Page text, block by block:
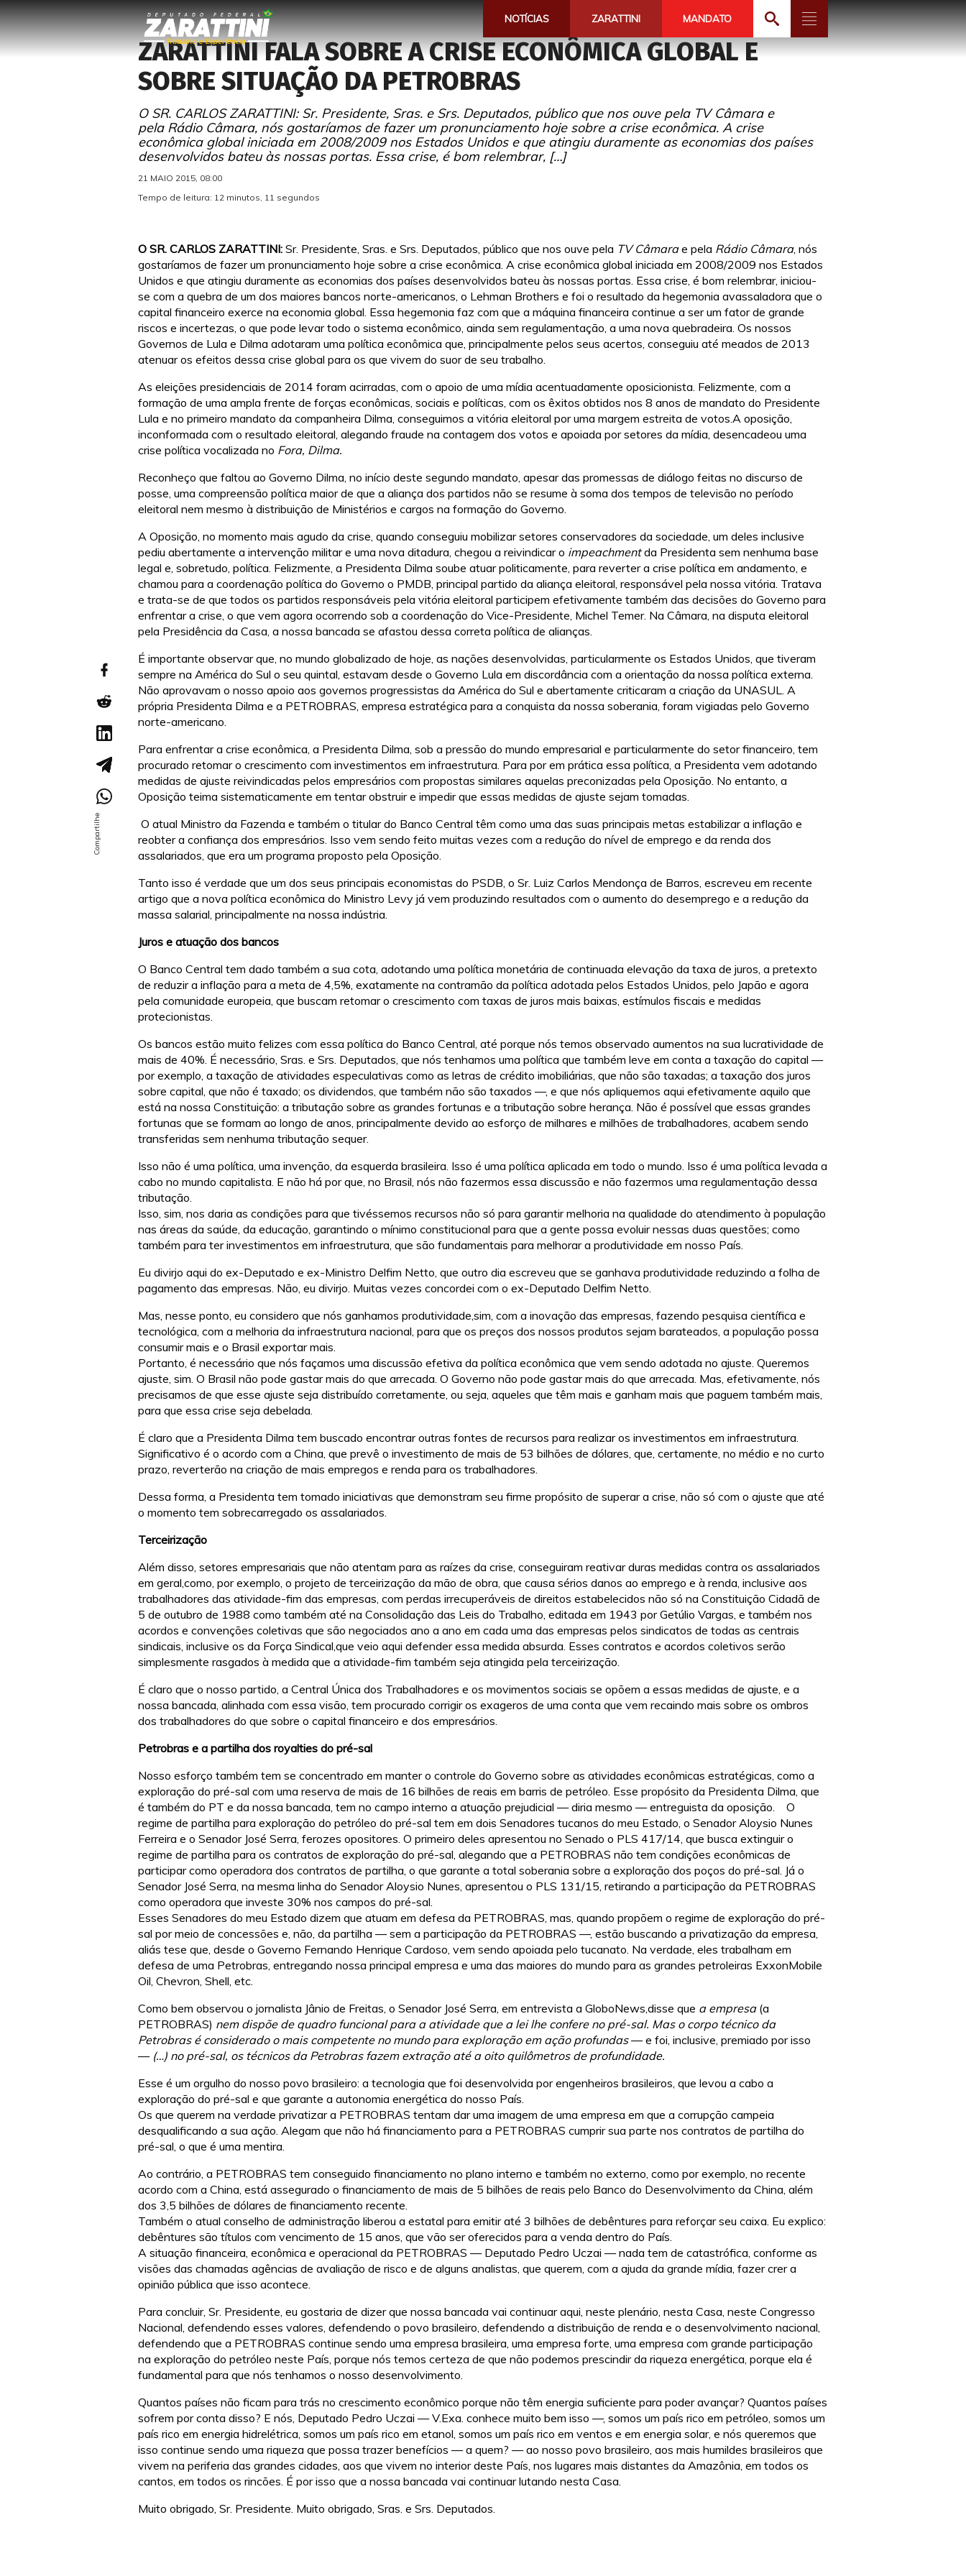
NOTÍCIAS ZARATTINI MANDATO
ZARATTINI FALA SOBRE A CRISE ECONÔMICA GLOBAL E
SOBRE SITUAÇÃO DA PETROBRAS
O SR. CARLOS ZARATTINI: Sr. Presidente, Sras. e Srs. Deputados, público que nos ouve pela TV Câmara e
pela Rádio Câmara, nós gostaríamos de fazer um pronunciamento hoje sobre a crise econômica. A crise
econômica global iniciada em 2008/2009 nos Estados Unidos e que atingiu duramente as economias dos países
desenvolvidos bateu às nossas portas. Essa crise, é bom relembrar, […]
21 MAIO 2015, 08:00
Tempo de leitura: 12 minutos, 11 segundos
O SR. CARLOS ZARATTINI: Sr. Presidente, Sras. e Srs. Deputados, público que nos ouve pela TV Câmara e pela Rádio Câmara, nós
gostaríamos de fazer um pronunciamento hoje sobre a crise econômica. A crise econômica global iniciada em 2008/2009 nos Estados
Unidos e que atingiu duramente as economias dos países desenvolvidos bateu às nossas portas. Essa crise, é bom relembrar, iniciou-
se com a quebra de um dos maiores bancos norte-americanos, o Lehman Brothers e foi o resultado da hegemonia avassaladora que o
capital financeiro exerce na economia global. Essa hegemonia faz com que a máquina financeira continue a ser um fator de grande
riscos e incertezas, o que pode levar todo o sistema econômico, ainda sem regulamentação, a uma nova quebradeira. Os nossos
Governos de Lula e Dilma adotaram uma política econômica que, principalmente pelos seus acertos, conseguiu até meados de 2013
atenuar os efeitos dessa crise global para os que vivem do suor de seu trabalho.
As eleições presidenciais de 2014 foram acirradas, com o apoio de uma mídia acentuadamente oposicionista. Felizmente, com a
formação de uma ampla frente de forças econômicas, sociais e políticas, com os êxitos obtidos nos 8 anos de mandato do Presidente
Lula e no primeiro mandato da companheira Dilma, conseguimos a vitória eleitoral por uma margem estreita de votos.A oposição,
inconformada com o resultado eleitoral, alegando fraude na contagem dos votos e apoiada por setores da mídia, desencadeou uma
crise política vocalizada no Fora, Dilma.
Reconheço que faltou ao Governo Dilma, no início deste segundo mandato, apesar das promessas de diálogo feitas no discurso de
posse, uma compreensão política maior de que a aliança dos partidos não se resume à soma dos tempos de televisão no período
eleitoral nem mesmo à distribuição de Ministérios e cargos na formação do Governo.
A Oposição, no momento mais agudo da crise, quando conseguiu mobilizar setores conservadores da sociedade, um deles inclusive
pediu abertamente a intervenção militar e uma nova ditadura, chegou a reivindicar o impeachment da Presidenta sem nenhuma base
legal e, sobretudo, política. Felizmente, a Presidenta Dilma soube atuar politicamente, para reverter a crise política em andamento, e
chamou para a coordenação política do Governo o PMDB, principal partido da aliança eleitoral, responsável pela nossa vitória. Tratava
e trata-se de que todos os partidos responsáveis pela vitória eleitoral participem efetivamente também das decisões do Governo para
enfrentar a crise, o que vem agora ocorrendo sob a coordenação do Vice-Presidente, Michel Temer. Na Câmara, na disputa eleitoral
pela Presidência da Casa, a nossa bancada se afastou dessa correta política de alianças.
É importante observar que, no mundo globalizado de hoje, as nações desenvolvidas, particularmente os Estados Unidos, que tiveram
sempre na América do Sul o seu quintal, estavam desde o Governo Lula em discordância com a orientação da nossa política externa.
Não aprovavam o nosso apoio aos governos progressistas da América do Sul e abertamente criticaram a criação da UNASUL. A
própria Presidenta Dilma e a PETROBRAS, empresa estratégica para a conquista da nossa soberania, foram vigiadas pelo Governo
norte-americano.
Para enfrentar a crise econômica, a Presidenta Dilma, sob a pressão do mundo empresarial e particularmente do setor financeiro, tem
procurado retomar o crescimento com investimentos em infraestrutura. Para por em prática essa política, a Presidenta vem adotando
medidas de ajuste reivindicadas pelos empresários com propostas similares aquelas preconizadas pela Oposição. No entanto, a
Oposição teima sistematicamente em tentar obstruir e impedir que essas medidas de ajuste sejam tomadas.
O atual Ministro da Fazenda e também o titular do Banco Central têm como uma das suas principais metas estabilizar a inflação e
reobter a confiança dos empresários. Isso vem sendo feito muitas vezes com a redução do nível de emprego e da renda dos
assalariados, que era um programa proposto pela Oposição.
Tanto isso é verdade que um dos seus principais economistas do PSDB, o Sr. Luiz Carlos Mendonça de Barros, escreveu em recente
artigo que a nova política econômica do Ministro Levy já vem produzindo resultados com o aumento do desemprego e a redução da
massa salarial, principalmente na nossa indústria.
Juros e atuação dos bancos
O Banco Central tem dado também a sua cota, adotando uma política monetária de continuada elevação da taxa de juros, a pretexto
de reduzir a inflação para a meta de 4,5%, exatamente na contramão da política adotada pelos Estados Unidos, pelo Japão e agora
pela comunidade europeia, que buscam retomar o crescimento com taxas de juros mais baixas, estímulos fiscais e medidas
protecionistas.
Os bancos estão muito felizes com essa política do Banco Central, até porque nós temos observado aumentos na sua lucratividade de
mais de 40%. É necessário, Sras. e Srs. Deputados, que nós tenhamos uma política que também leve em conta a taxação do capital —
por exemplo, a taxação de atividades especulativas como as letras de crédito imobiliárias, que não são taxadas; a taxação dos juros
sobre capital, que não é taxado; os dividendos, que também não são taxados —, e que nós apliquemos aqui efetivamente aquilo que
está na nossa Constituição: a tributação sobre as grandes fortunas e a tributação sobre herança. Não é possível que essas grandes
fortunas que se formam ao longo de anos, principalmente devido ao esforço de milhares e milhões de trabalhadores, acabem sendo
transferidas sem nenhuma tributação sequer.
Isso não é uma política, uma invenção, da esquerda brasileira. Isso é uma política aplicada em todo o mundo. Isso é uma política levada a
cabo no mundo capitalista. E não há por que, no Brasil, nós não fazermos essa discussão e não fazermos uma regulamentação dessa
tributação.
Isso, sim, nos daria as condições para que tivéssemos recursos não só para garantir melhoria na qualidade do atendimento à população
nas áreas da saúde, da educação, garantindo o mínimo constitucional para que a gente possa evoluir nessas duas questões; como
também para ter investimentos em infraestrutura, que são fundamentais para melhorar a produtividade em nosso País.
Eu divirjo aqui do ex-Deputado e ex-Ministro Delfim Netto, que outro dia escreveu que se ganhava produtividade reduzindo a folha de
pagamento das empresas. Não, eu divirjo. Muitas vezes concordei com o ex-Deputado Delfim Netto.
Mas, nesse ponto, eu considero que nós ganhamos produtividade,sim, com a inovação das empresas, fazendo pesquisa científica e
tecnológica, com a melhoria da infraestrutura nacional, para que os preços dos nossos produtos sejam barateados, a população possa
consumir mais e o Brasil exportar mais.
Portanto, é necessário que nós façamos uma discussão efetiva da política econômica que vem sendo adotada no ajuste. Queremos
ajuste, sim. O Brasil não pode gastar mais do que arrecada. O Governo não pode gastar mais do que arrecada. Mas, efetivamente, nós
precisamos de que esse ajuste seja distribuído corretamente, ou seja, aqueles que têm mais e ganham mais que paguem também mais,
para que essa crise seja debelada.
É claro que a Presidenta Dilma tem buscado encontrar outras fontes de recursos para realizar os investimentos em infraestrutura.
Significativo é o acordo com a China, que prevê o investimento de mais de 53 bilhões de dólares, que, certamente, no médio e no curto
prazo, reverterão na criação de mais empregos e renda para os trabalhadores.
Dessa forma, a Presidenta tem tomado iniciativas que demonstram seu firme propósito de superar a crise, não só com o ajuste que até
o momento tem sobrecarregado os assalariados.
Terceirização
Além disso, setores empresariais que não atentam para as raízes da crise, conseguiram reativar duras medidas contra os assalariados
em geral,como, por exemplo, o projeto de terceirização da mão de obra, que causa sérios danos ao emprego e à renda, inclusive aos
trabalhadores das atividade-fim das empresas, com perdas irrecuperáveis de direitos estabelecidos não só na Constituição Cidadã de
5 de outubro de 1988 como também até na Consolidação das Leis do Trabalho, editada em 1943 por Getúlio Vargas, e também nos
acordos e convenções coletivas que são negociados ano a ano em cada uma das empresas pelos sindicatos de todas as centrais
sindicais, inclusive os da Força Sindical,que veio aqui defender essa medida absurda. Esses contratos e acordos coletivos serão
simplesmente rasgados à medida que a atividade-fim também seja atingida pela terceirização.
É claro que o nosso partido, a Central Única dos Trabalhadores e os movimentos sociais se opõem a essas medidas de ajuste, e a
nossa bancada, alinhada com essa visão, tem procurado corrigir os exageros de uma conta que vem recaindo mais sobre os ombros
dos trabalhadores do que sobre o capital financeiro e dos empresários.
Petrobras e a partilha dos royalties do pré-sal
Nosso esforço também tem se concentrado em manter o controle do Governo sobre as atividades econômicas estratégicas, como a
exploração do pré-sal com uma reserva de mais de 16 bilhões de reais em barris de petróleo. Esse propósito da Presidenta Dilma, que
é também do PT e da nossa bancada, tem no campo interno a atuação prejudicial — diria mesmo — entreguista da oposição.
O
regime de partilha para exploração do petróleo do pré-sal tem em dois Senadores tucanos do meu Estado, o Senador Aloysio Nunes
Ferreira e o Senador José Serra, ferozes opositores. O primeiro deles apresentou no Senado o PLS 417/14, que busca extinguir o
regime de partilha para os contratos de exploração do pré-sal, alegando que a PETROBRAS não tem condições econômicas de
participar como operadora dos contratos de partilha, o que garante a total soberania sobre a exploração dos poços do pré-sal. Já o
Senador José Serra, na mesma linha do Senador Aloysio Nunes, apresentou o PLS 131/15, retirando a participação da PETROBRAS
como operadora que investe 30% nos campos do pré-sal.
Esses Senadores do meu Estado dizem que atuam em defesa da PETROBRAS, mas, quando propõem o regime de exploração do pré-
sal por meio de concessões e, não, da partilha — sem a participação da PETROBRAS —, estão buscando a privatização da empresa,
aliás tese que, desde o Governo Fernando Henrique Cardoso, vem sendo apoiada pelo tucanato. Na verdade, eles trabalham em
defesa de uma Petrobras, entregando nossa principal empresa e uma das maiores do mundo para as grandes petroleiras ExxonMobile
Oil, Chevron, Shell, etc.
Como bem observou o jornalista Jânio de Freitas, o Senador José Serra, em entrevista a GloboNews,disse que a empresa (a
PETROBRAS) nem dispõe de quadro funcional para a atividade que a lei lhe confere no pré-sal. Mas o corpo técnico da
Petrobras é considerado o mais competente no mundo para exploração em ação profundas — e foi, inclusive, premiado por isso
— (…) no pré-sal, os técnicos da Petrobras fazem extração até a oito quilômetros de profundidade.
Esse é um orgulho do nosso povo brasileiro: a tecnologia que foi desenvolvida por engenheiros brasileiros, que levou a cabo a
exploração do pré-sal e que garante a autonomia energética do nosso País.
Os que querem na verdade privatizar a PETROBRAS tentam dar uma imagem de uma empresa em que a corrupção campeia
desqualificando a sua ação. Alegam que não há financiamento para a PETROBRAS cumprir sua parte nos contratos de partilha do
pré-sal, o que é uma mentira.
Ao contrário, a PETROBRAS tem conseguido financiamento no plano interno e também no externo, como por exemplo, no recente
acordo com a China, está assegurado o financiamento de mais de 5 bilhões de reais pelo Banco do Desenvolvimento da China, além
dos 3,5 bilhões de dólares de financiamento recente.
Também o atual conselho de administração liberou a estatal para emitir até 3 bilhões de debêntures para reforçar seu caixa. Eu explico:
debêntures são títulos com vencimento de 15 anos, que vão ser oferecidos para a venda dentro do País.
A situação financeira, econômica e operacional da PETROBRAS — Deputado Pedro Uczai — nada tem de catastrófica, conforme as
visões das chamadas agências de avaliação de risco e de alguns analistas, que querem, com a ajuda da grande mídia, fazer crer a
opinião pública que isso acontece.
Para concluir, Sr. Presidente, eu gostaria de dizer que nossa bancada vai continuar aqui, neste plenário, nesta Casa, neste Congresso
Nacional, defendendo esses valores, defendendo o povo brasileiro, defendendo a distribuição de renda e o desenvolvimento nacional,
defendendo que a PETROBRAS continue sendo uma empresa brasileira, uma empresa forte, uma empresa com grande participação
na exploração do petróleo neste País, porque nós temos certeza de que não podemos prescindir da riqueza energética, porque ela é
fundamental para que nós tenhamos o nosso desenvolvimento.
Quantos países não ficam para trás no crescimento econômico porque não têm energia suficiente para poder avançar? Quantos países
sofrem por conta disso? E nós, Deputado Pedro Uczai — V.Exa. conhece muito bem isso —, somos um país rico em petróleo, somos um
país rico em energia hidrelétrica, somos um país rico em etanol, somos um país rico em ventos e em energia solar, e nós queremos que
isso continue sendo uma riqueza que possa trazer benefícios — a quem? — ao nosso povo brasileiro, aos mais humildes brasileiros que
vivem na periferia das grandes cidades, aos que vivem no interior deste País, nos lugares mais distantes da Amazônia, em todos os
cantos, em todos os rincões. É por isso que a nossa bancada vai continuar lutando nesta Casa.
Muito obrigado, Sr. Presidente. Muito obrigado, Sras. e Srs. Deputados.